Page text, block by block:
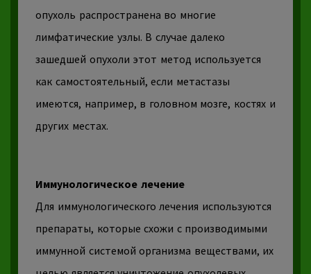
опухоль распространена во многие
лимфатические узлы. В случае далеко
зашедшей опухоли этот метод используется
как самостоятельный, если метастазы
имеются, например, в головном мозге, костях и
других местах.
Иммунологическое лечение
Для иммунологического лечения используются
препараты, которые схожи с производимыми
иммунной системой организма веществами, их